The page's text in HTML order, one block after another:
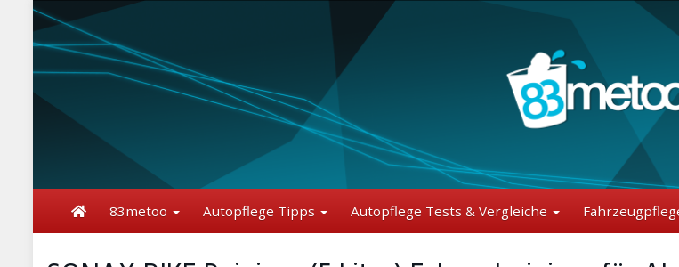
content
83metoo Autopflege Tipps Autopflege Tests & Vergleiche